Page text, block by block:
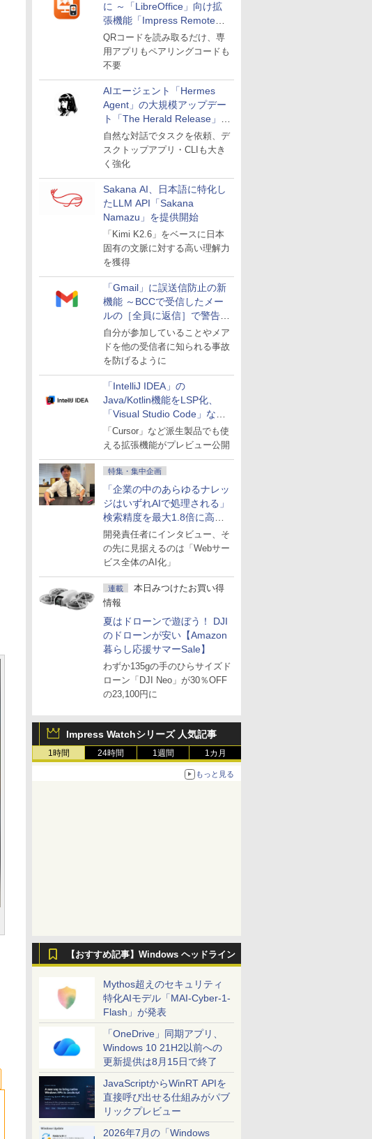
に ～「LibreOffice」向け拡
張機能「Impress Remote」
が公開
QRコードを読み取るだけ、専
用アプリもペアリングコードも
不要
AIエージェント「Hermes
Agent」の大規模アップデー
ト「The Herald Release」が
公開
自然な対話でタスクを依頼、デ
スクトップアプリ・CLIも大き
く強化
Sakana AI、日本語に特化し
たLLM API「Sakana
Namazu」を提供開始
「Kimi K2.6」をベースに日本
固有の文脈に対する高い理解力
を獲得
「Gmail」に誤送信防止の新
機能 ～BCCで受信したメー
ルの［全員に返信］で警告を
表示
自分が参加していることやメア
ドを他の受信者に知られる事故
を防げるように
「IntelliJ IDEA」の
Java/Kotlin機能をLSP化、
「Visual Studio Code」など
にも開放
「Cursor」など派生製品でも使
える拡張機能がプレビュー公開
特集・集中企画
「企業の中のあらゆるナレッ
ジはいずれAIで処理される」
検索精度を最大1.8倍に高め
た「GMO AI RAG」は無償の
OSS版で「1社1RAG」を目
指す
開発責任者にインタビュー、そ
の先に見据えるのは「Webサー
ビス全体のAI化」
連載
本日みつけたお買い得
情報
夏はドローンで遊ぼう！ DJI
のドローンが安い【Amazon
暮らし応援サマーSale】
わずか135gの手のひらサイズド
ローン「DJI Neo」が30％OFF
の23,100円に
Impress Watchシリーズ 人気記事
1時間 24時間 1週間 1カ月
もっと見る
【おすすめ記事】Windows ヘッドライン
Mythos超えのセキュリティ
特化AIモデル「MAI-Cyber-1-
Flash」が発表
「OneDrive」同期アプリ、
Windows 10 21H2以前への
更新提供は8月15日で終了
JavaScriptからWinRT APIを
直接呼び出せる仕組みがパブ
リックプレビュー
2026年7月の「Windows